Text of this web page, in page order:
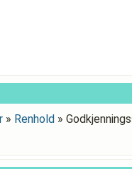
» Renhold »